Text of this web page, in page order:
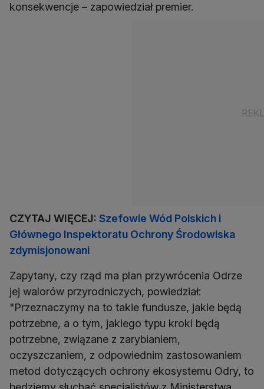
konsekwencje – zapowiedział premier.
CZYTAJ WIĘCEJ: Szefowie Wód Polskich i
Głównego Inspektoratu Ochrony Środowiska
zdymisjonowani
Zapytany, czy rząd ma plan przywrócenia Odrze
jej walorów przyrodniczych, powiedział:
"Przeznaczymy na to takie fundusze, jakie będą
potrzebne, a o tym, jakiego typu kroki będą
potrzebne, związane z zarybianiem,
oczyszczaniem, z odpowiednim zastosowaniem
metod dotyczących ochrony ekosystemu Odry, to